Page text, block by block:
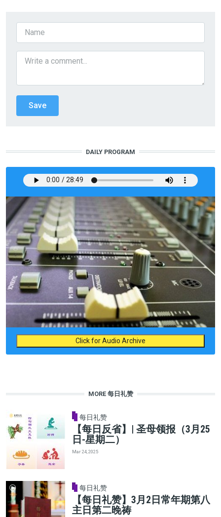
DAILY PROGRAM
Click for Audio Archive
MORE 每日礼赞
每日礼赞
【每日反省】| 圣母领报（3月25
日-星期二）
Mar 24, 2025
每日礼赞
【每日礼赞】3月2日常年期第八
主日第二晚祷